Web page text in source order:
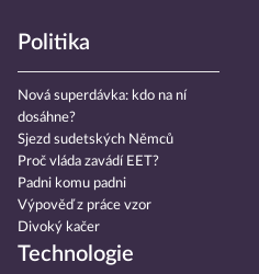
Politika
Nová superdávka: kdo na ní
dosáhne?
Sjezd sudetských Němců
Proč vláda zavádí EET?
Padni komu padni
Výpověď z práce vzor
Divoký kačer
Technologie